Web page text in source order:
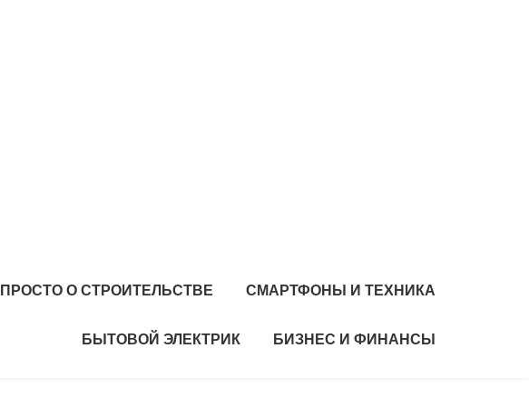
ПРОСТО О СТРОИТЕЛЬСТВЕ СМАРТФОНЫ И ТЕХНИКА
БЫТОВОЙ ЭЛЕКТРИК БИЗНЕС И ФИНАНСЫ